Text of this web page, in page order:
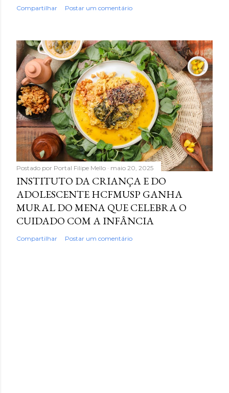
Compartilhar Postar um comentário
Postado por Portal Filipe Mello maio 20, 2025
INSTITUTO DA CRIANÇA E DO
ADOLESCENTE HCFMUSP GANHA
MURAL DO MENA QUE CELEBRA O
CUIDADO COM A INFÂNCIA
Compartilhar Postar um comentário